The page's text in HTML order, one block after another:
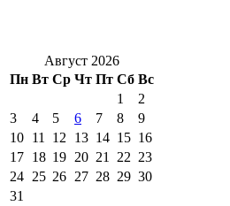
Август 2026
Пн Вт Ср Чт Пт Сб Вс
1
2
3
4 5 6 7 8
9
10 11 12 13 14 15 16
17 18 19 20 21 22 23
24 25 26 27 28 29 30
31